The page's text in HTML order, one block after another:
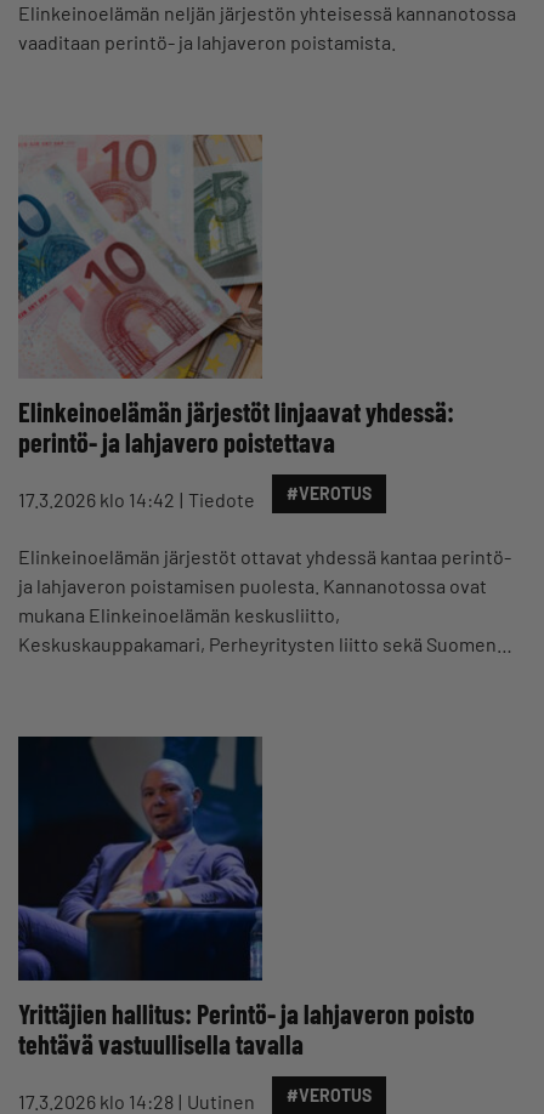
Elinkeinoelämän neljän järjestön yhteisessä kannanotossa
vaaditaan perintö- ja lahjaveron poistamista.
Elinkeinoelämän järjestöt linjaavat yhdessä:
perintö- ja lahjavero poistettava
17.3.2026 klo 14:42 Tiedote #VEROTUS
Elinkeinoelämän järjestöt ottavat yhdessä kantaa perintö-
ja lahjaveron poistamisen puolesta. Kannanotossa ovat
mukana Elinkeinoelämän keskusliitto,
Keskuskauppakamari, Perheyritysten liitto sekä Suomen…
Yrittäjien hallitus: Perintö- ja lahjaveron poisto
tehtävä vastuullisella tavalla
17.3.2026 klo 14:28 Uutinen #VEROTUS